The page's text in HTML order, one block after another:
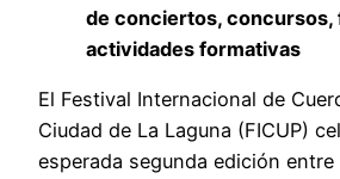
de conciertos, concursos,
actividades formativas
El Festival Internacional de
Ciudad de La Laguna (FICUP)
esperada segunda edición